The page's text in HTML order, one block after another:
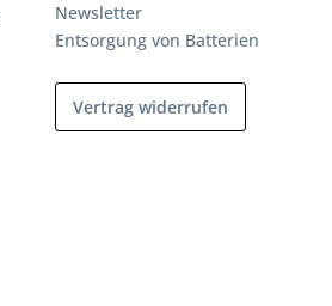
Newsletter
Entsorgung von Batterien
Vertrag widerrufen